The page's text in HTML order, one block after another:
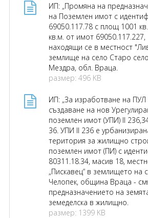
ИП: „Промяна на
на Поземлен имот с
69050.117.78 с площ 1001
кв.м. от имот 69050.117.227,
находящи се в местност
землище на село Старо
Мездра, обл. Враца.
размер: 496 KB
ИП: „За изработване на
създаване на нов
поземлен имот (УПИ) II
36. УПИ II 236 е
територия за жилищно
поземлен имот (ПИ) с
80311.18.34, масив 18,
„Пискавец“ в землището на с.
Челопек, община Враца -
предназначението на
земеделска в жилищно.
размер: 1399 KB